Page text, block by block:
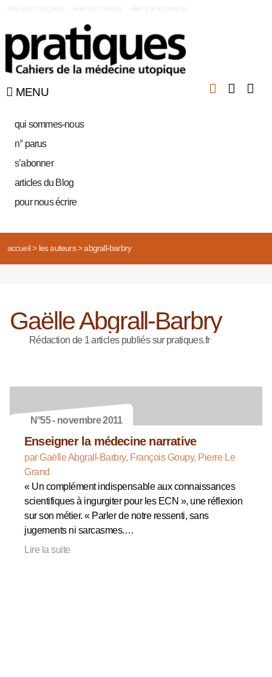
MENU
qui sommes-nous
n° parus
s’abonner
articles du Blog
pour nous écrire
accueil> les auteurs> abgrall-barbry
Gaëlle Abgrall-Barbry
Rédaction de 1 articles publiés sur pratiques.fr
N°55 - novembre 2011
Enseigner la médecine narrative
par Gaëlle Abgrall-Barbry, François Goupy, Pierre Le
Grand
« Un complément indispensable aux connaissances
scientifiques à ingurgiter pour les ECN », une réflexion
sur son métier. « Parler de notre ressenti, sans
jugements ni sarcasmes.…
Lire la suite